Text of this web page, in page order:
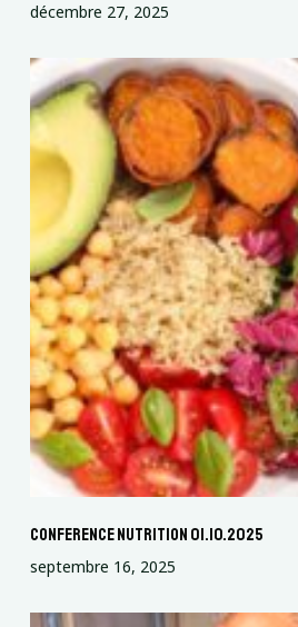
décembre 27, 2025
conference nutrition 01.10.2025
septembre 16, 2025